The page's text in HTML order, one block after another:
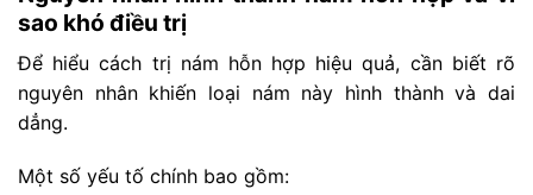
sao khó điều trị
Để hiểu cách trị nám hỗn hợp hiệu quả, cần biết rõ
nguyên nhân khiến loại nám này hình thành và dai
dẳng.
Một số yếu tố chính bao gồm: